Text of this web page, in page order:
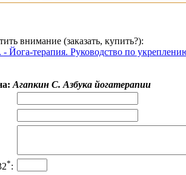
внимание (заказать, купить?):
Йога-терапия. Руководство по
Агапкин С. Азбука йогатерапии
*: